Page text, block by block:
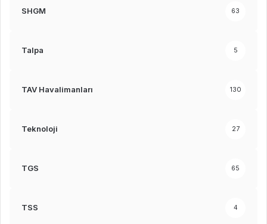
SHGM 63
Talpa 5
TAV Havalimanları 130
Teknoloji 27
TGS 65
TSS 4